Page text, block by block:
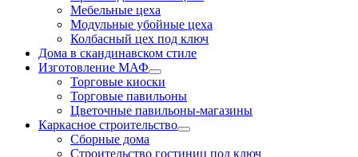
Мебельные цеха
Модульные убойные цеха
Колбасный цех под ключ
Дома в скандинавском стиле
Изготовление МАФ
Торговые киоски
Торговые павильоны
Цветочные павильоны-магазины
Каркасное строительство
Сборные дома
Строительство гостиниц под ключ